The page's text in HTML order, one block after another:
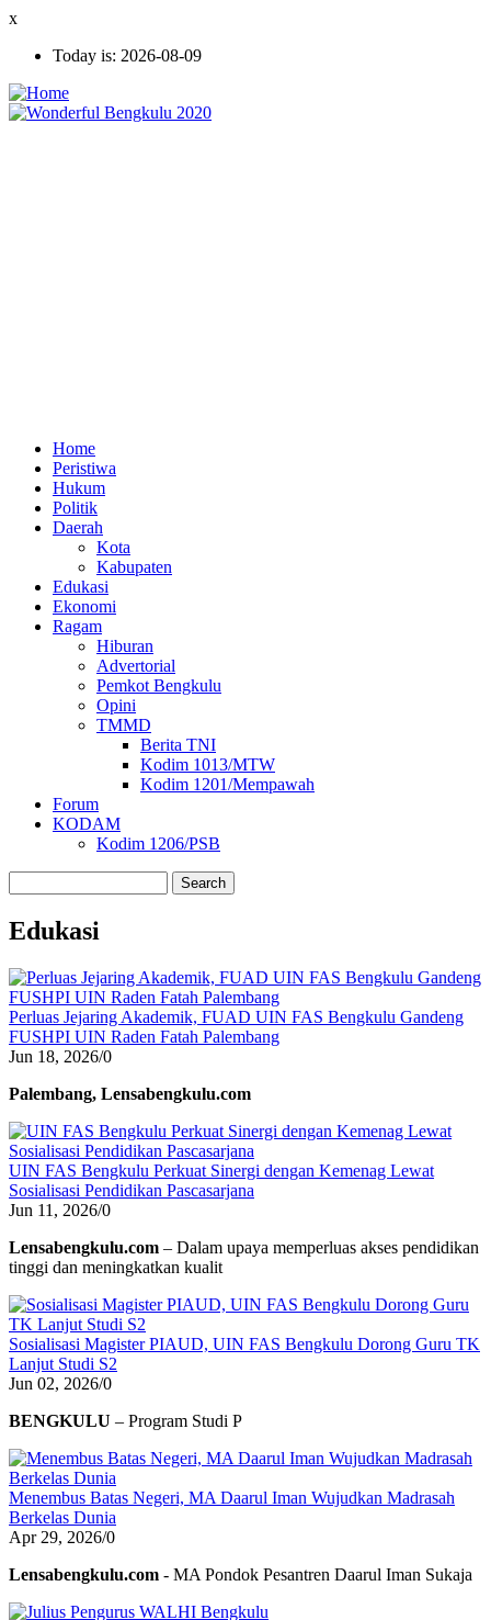
Skip
main
x
Today is: 2026-08-09
Ekonomi
Home
Peristiwa
Hukum
Politik
Daerah
Kota
Kabupaten
Edukasi
Ekonomi
Ragam
Hiburan
Advertorial
Pemkot Bengkulu
Opini
TMMD
Berita TNI
Kodim 1013/MTW
Kodim 1201/Mempawah
Forum
KODAM
Kodim 1206/PSB
Edukasi
Perluas Jejaring Akademik, FUAD UIN FAS Bengkulu Gandeng
FUSHPI UIN Raden Fatah Palembang
Jun 18, 2026/0
Palembang, Lensabengkulu.com
UIN FAS Bengkulu Perkuat Sinergi dengan Kemenag Lewat
Sosialisasi Pendidikan Pascasarjana
Jun 11, 2026/0
Lensabengkulu.com – Dalam upaya memperluas akses pendidikan
tinggi dan meningkatkan kualit
Sosialisasi Magister PIAUD, UIN FAS Bengkulu Dorong Guru TK
Lanjut Studi S2
Jun 02, 2026/0
BENGKULU – Program Studi P
Menembus Batas Negeri, MA Daarul Iman Wujudkan Madrasah
Berkelas Dunia
Apr 29, 2026/0
Lensabengkulu.com - MA Pondok Pesantren Daarul Iman Sukaja